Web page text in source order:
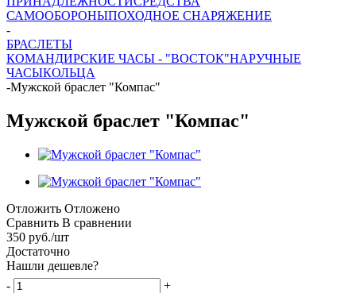
САМООБОРОНЫПОХОДНОЕ СНАРЯЖЕНИЕ
-
БРАСЛЕТЫ
КОМАНДИРСКИЕ ЧАСЫ - "ВОСТОК"НАРУЧНЫЕ
ЧАСЫКОЛЬЦА
-Мужской браслет "Компас"
Мужской браслет "Компас"
Отложить Отложено
Сравнить В сравнении
350 руб./шт
Достаточно
Нашли дешевле?
-
+